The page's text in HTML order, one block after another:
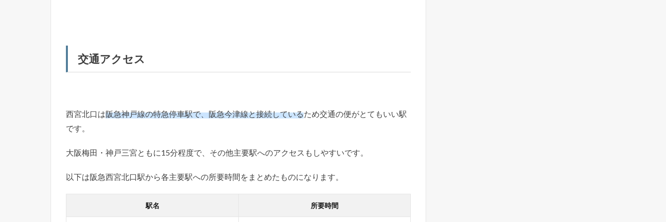
交通アクセス
西宮北口は阪急神戸線の特急停車駅で、阪急今津線と接続しているため交通の便がとてもいい駅
です。
大阪梅田・神戸三宮ともに15分程度で、その他主要駅へのアクセスもしやすいです。
以下は阪急西宮北口駅から各主要駅への所要時間をまとめたものになります。
駅名 所要時間